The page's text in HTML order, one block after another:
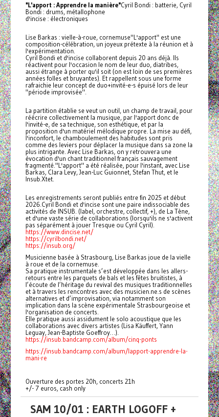
"L'apport : Apprendre la manière"Cyril Bondi : batterie, Cyril
Bondi : drums, métallophone
d'incise : électroniques
Lise Barkas : vielle-à-roue, cornemuse"L'apport" est une
composition-célébration, un joyeux prétexte à la réunion et à
l'expérimentation.
Cyril Bondi et d'incise collaborent depuis 20 ans déjà. Ils
réactivent pour l'occasion le nom de leur duo, diatribes,
aussi étrange à porter qu'il soit (on est loin de ses premières
années folles et bruyantes). Et rappellent sous une forme
rafraichie leur concept de duo+invité-e-s épuisé lors de leur
"période improvisée".
La partition établie se veut un outil, un champ de travail, pour
réécrire collectivement la musique, par l'apport donc de
l'invité-e, de sa technique, son esthétique, et par la
proposition d'un matériel mélodique propre. La mise au défi,
l'inconfort, le chamboulement des habitudes sont pris
comme des leviers pour déplacer la musique dans sa zone la
plus intrigante. Avec Lise Barkas, on y retrouvera une
évocation d'un chant traditionnel français sauvagement
fragmenté."L'apport" a été réalisée, pour l'instant, avec Lise
Barkas, Clara Levy, Jean-Luc Guionnet, Stefan Thut, et le
Insub.Xtet.
Les enregistrements seront publiés entre fin 2025 et début
2026.Cyril Bondi et d'incise sont une paire indissociable des
activités de INSUB. (label, orchestre, collectif, +), de La Tène,
et d'une vaste série de collaborations (lorsqu'ils ne s'activent
pas séparément à jouer Tresque ou Cyril Cyril).
https://www.dincise.net/
https://cyrilbondi.net/
https://insub.org/
Musicienne basée à Strasbourg, Lise Barkas joue de la vielle
à roue et de la cornemuse.
Sa pratique instrumentale s’est développée dans les allers-
retours entre les parquets de bals et les fêtes bruitistes, à
l’écoute de l’héritage du revival des musiques traditionnelles
et à travers les rencontres avec des musicien.ne.s de scènes
alternatives et d’improvisation, via notamment son
implication dans la scène expérimentale Strasbourgeoise et
l'organisation de concerts.
Elle pratique aussi assidument le solo acoustique que les
collaborations avec divers artistes (Lisa Käuffert, Yann
Leguay, Jean-Baptiste Goeffroy…).
https://insub.bandcamp.com/album/cinq-ponts
https://insub.bandcamp.com/album/lapport-apprendre-la-
mani-re
Ouverture des portes 20h, concerts 21h
+/- 7 euros, cash only
SAM 10/01 : EARTH LOGOFF +